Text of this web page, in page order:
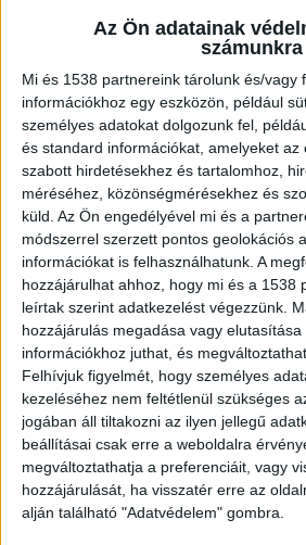
Az Ön adatainak
számunkra
Mi és 1538 partnereink tárolunk és/vagy
információkhoz egy eszközön, például
személyes adatokat dolgozunk fel,
és standard információkat, amelyeket az
szabott hirdetésekhez és tartalomhoz,
méréséhez, közönségmérésekhez és
küld. Az Ön engedélyével mi és a
módszerrel szerzett pontos geolokációs
információkat is felhasználhatunk. A
hozzájárulhat ahhoz, hogy mi és a 1538
leírtak szerint adatkezelést végezzünk.
hozzájárulás megadása vagy
információkhoz juthat, és
Felhívjuk figyelmét, hogy személyes
kezeléséhez nem feltétlenül szükséges
jogában áll tiltakozni az ilyen jellegű
beállításai csak erre a weboldalra
megváltoztathatja a preferenciáit, vagy
hozzájárulását, ha visszatér erre az
alján található "Adatvédelem" gombra.
A Pridera készül a főváros
A Főpolgármesteri Hivatal
szivárványos zászlókat az
készülve a június 27-i,
felvonulásra. “Budapest
mindenki szabadsága,
fontos. A Pride hónap
került ki az Erzsébet hídra a
Budapest mindenkié!” – írta a
közösségi oldalán Budapest
Kékvillogó legfrissebb híreit
A Facebookon már 341